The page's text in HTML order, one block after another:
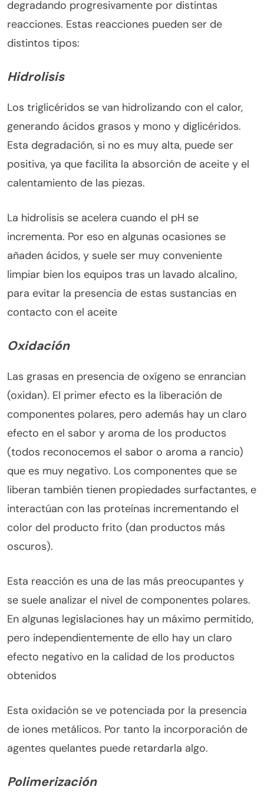
degradando progresivamente por distintas
reacciones. Estas reacciones pueden ser de
distintos tipos:
Hidrolisis
Los triglicéridos se van hidrolizando con el calor,
generando ácidos grasos y mono y diglicéridos.
Esta degradación, si no es muy alta, puede ser
positiva, ya que facilita la absorción de aceite y el
calentamiento de las piezas.
La hidrolisis se acelera cuando el pH se
incrementa. Por eso en algunas ocasiones se
añaden ácidos, y suele ser muy conveniente
limpiar bien los equipos tras un lavado alcalino,
para evitar la presencia de estas sustancias en
contacto con el aceite
Oxidación
Las grasas en presencia de oxígeno se enrancian
(oxidan). El primer efecto es la liberación de
componentes polares, pero además hay un claro
efecto en el sabor y aroma de los productos
(todos reconocemos el sabor o aroma a rancio)
que es muy negativo. Los componentes que se
liberan también tienen propiedades surfactantes, e
interactúan con las proteínas incrementando el
color del producto frito (dan productos más
oscuros).
Esta reacción es una de las más preocupantes y
se suele analizar el nivel de componentes polares.
En algunas legislaciones hay un máximo permitido,
pero independientemente de ello hay un claro
efecto negativo en la calidad de los productos
obtenidos
Esta oxidación se ve potenciada por la presencia
de iones metálicos. Por tanto la incorporación de
agentes quelantes puede retardarla algo.
Polimerización